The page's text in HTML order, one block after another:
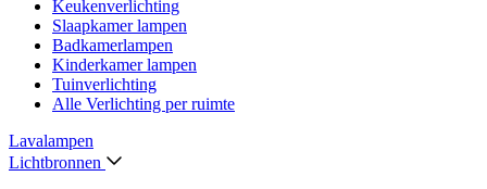
Keukenverlichting
Slaapkamer lampen
Badkamerlampen
Kinderkamer lampen
Tuinverlichting
Alle Verlichting per ruimte
Lavalampen
Lichtbronnen